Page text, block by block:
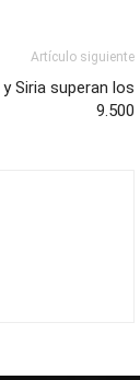
Artículo siguiente
Siria superan los
9.500